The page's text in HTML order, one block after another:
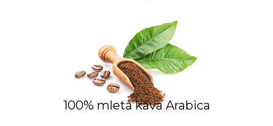
100% mletá káva Arabica